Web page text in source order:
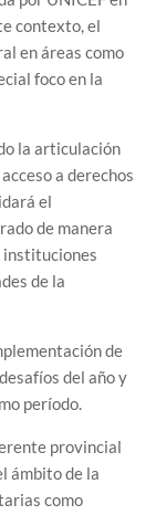
contexto, el
en áreas como
foco en la
la articulación
a derechos
el
de manera
instituciones
de la
de
del año y
período.
provincial
ámbito de la
como